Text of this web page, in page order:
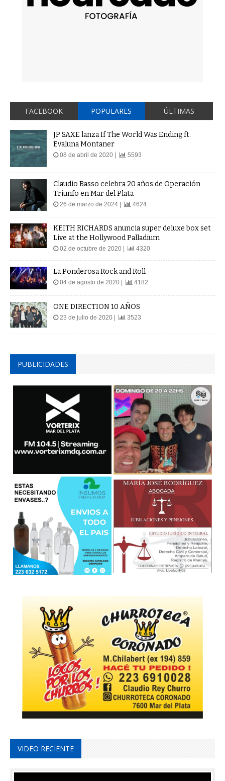
FACEBOOK POPULARES ÚLTIMAS
JP SAXE lanza If The World Was Ending ft.
Evaluna Montaner
08 de abril de 2020 | 5593
Claudio Basso celebra 20 años de Operación
Triunfo en Mar del Plata
26 de marzo de 2024 | 4624
KEITH RICHARDS anuncia super deluxe box set
Live at the Hollywood Palladium
02 de octubre de 2020 | 4320
La Ponderosa Rock and Roll
04 de agosto de 2020 | 4182
ONE DIRECTION 10 AÑOS
23 de julio de 2020 | 3523
PUBLICIDADES
VIDEO RECIENTE